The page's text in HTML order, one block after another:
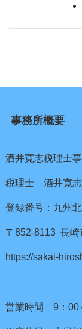
事務所概要
酒井寛志税理士
税理士 酒井寛志
登録番号：九州
〒852-8113 長
https://sakai-
営業時間 9：00